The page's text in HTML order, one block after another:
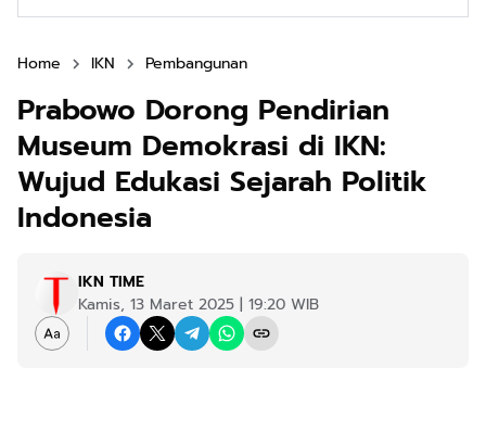
Home IKN Pembangunan
Prabowo Dorong Pendirian
Museum Demokrasi di IKN:
Wujud Edukasi Sejarah Politik
Indonesia
IKN TIME
Kamis, 13 Maret 2025 | 19:20 WIB